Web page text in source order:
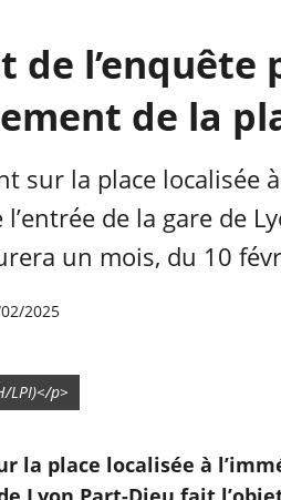
de
de la
sur la place localisée
de la gare de
un mois, du 10
2025
LPI)</p>
la place localisée à